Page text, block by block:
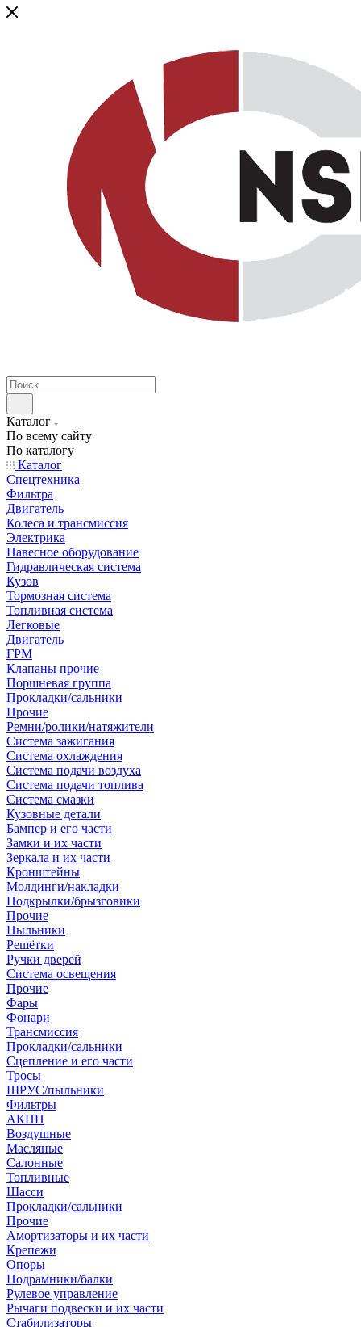
Каталог
По всему сайту
По каталогу
Каталог
Спецтехника
Фильтра
Двигатель
Колеса и трансмиссия
Электрика
Навесное оборудование
Гидравлическая система
Кузов
Тормозная система
Топливная система
Легковые
Двигатель
ГРМ
Клапаны прочие
Поршневая группа
Прокладки/сальники
Прочие
Ремни/ролики/натяжители
Система зажигания
Система охлаждения
Система подачи воздуха
Система подачи топлива
Система смазки
Кузовные детали
Бампер и его части
Замки и их части
Зеркала и их части
Кронштейны
Молдинги/накладки
Подкрылки/брызговики
Прочие
Пыльники
Решётки
Ручки дверей
Система освещения
Прочие
Фары
Фонари
Трансмиссия
Прокладки/сальники
Сцепление и его части
Тросы
ШРУС/пыльники
Фильтры
АКПП
Воздушные
Масляные
Салонные
Топливные
Шасси
Прокладки/сальники
Прочие
Амортизаторы и их части
Крепежи
Опоры
Подрамники/балки
Рулевое управление
Рычаги подвески и их части
Стабилизаторы